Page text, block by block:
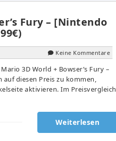
Fury – [Nintendo
Keine Kommentare
3D World + Bowser’s Fury –
diesen Preis zu kommen,
aktivieren. Im Preisvergleich
Weiterlesen